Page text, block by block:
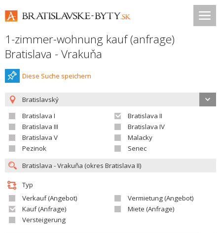
1-zimmer-wohnung kauf (anfrage)
Bratislava - Vrakuňa
Diese Suche speichern
Bratislavský
Bratislava I
Bratislava II
Bratislava III
Bratislava IV
Bratislava V
Malacky
Pezinok
Senec
Typ
Verkauf (Angebot)
Vermietung (Angebot)
Kauf (Anfrage)
Miete (Anfrage)
Versteigerung